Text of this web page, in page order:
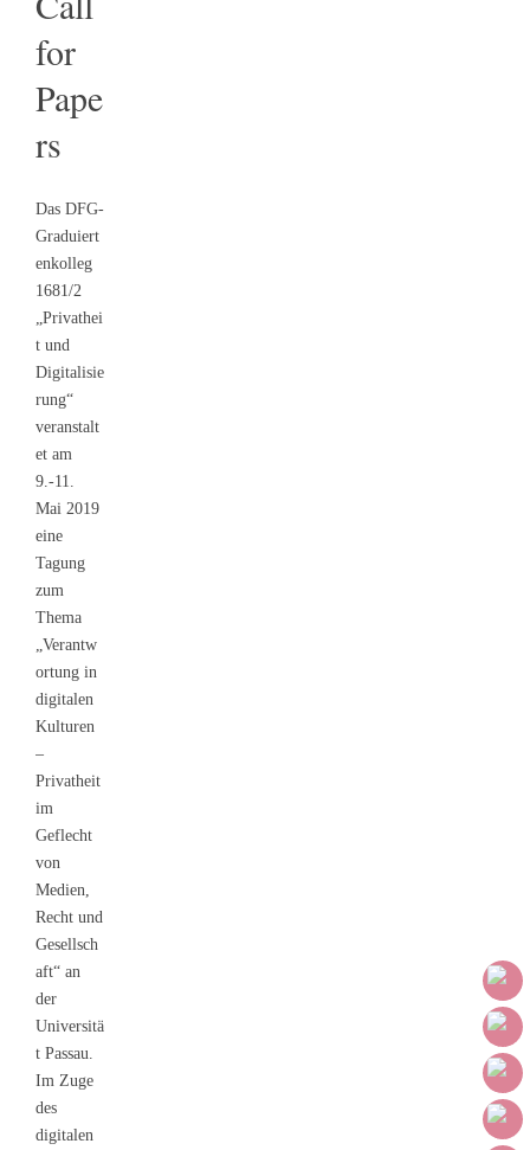
for
Pape
rs
Das DFG-
Graduiert
enkolleg
1681/2
„Privathei
t und
Digitalisie
rung“
veranstalt
et am
9.-11.
Mai 2019
eine
Tagung
zum
Thema
„Verantw
ortung in
digitalen
Kulturen
–
Privatheit
im
Geflecht
von
Medien,
Recht und
Gesellsch
aft“ an
der
Universitä
t Passau.
Im Zuge
des
digitalen